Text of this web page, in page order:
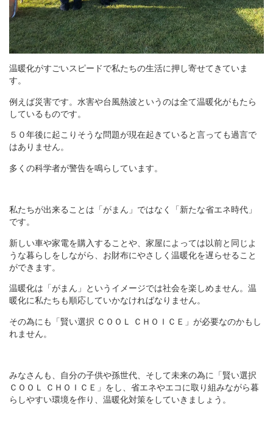
温暖化がすごいスピードで私たちの生活に押し寄せてきていま
す。
例えば災害です。水害や台風熱波というのは全て温暖化がもたら
しているものです。
５０年後に起こりそうな問題が現在起きていると言っても過言で
はありません。
多くの科学者が警告を鳴らしています。
私たちが出来ることは「がまん」ではなく「新たな省エネ時代」
です。
新しい車や家電を購入することや、家屋によっては以前と同じよ
うな暮らしをしながら、お財布にやさしく温暖化を遅らせること
ができます。
温暖化は「がまん」というイメージでは社会を楽しめません。温
暖化に私たちも順応していかなければなりません。
その為にも「賢い選択 ＣＯＯＬ ＣＨＯＩＣＥ 」が必要なのかもし
れません。
みなさんも、自分の子供や孫世代、そして未来の為に「賢い選択
ＣＯＯＬ ＣＨＯＩＣＥ 」をし、省エネやエコに取り組みながら暮
らしやすい環境を作り、温暖化対策をしていきましょう。